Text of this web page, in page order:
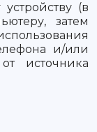
(в
затем
и/или
источника